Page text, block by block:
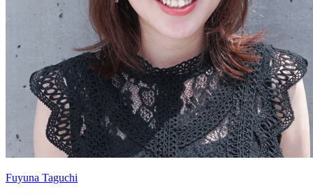
Fuyuna Taguchi